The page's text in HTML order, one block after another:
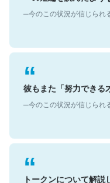
彼もまた「努力できる
トークンについて解